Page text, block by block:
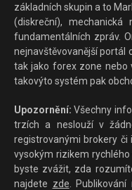
základních skupin a to
(diskreční),
fundamentálních zpráv.
nejnavštěvovanější portál
tak jako forex zone nebo
takovýto systém pak
Upozornění: Všechny
trzích a neslouží v
registrovanými brokery či
vysokým rizikem
byste zvážit, zda
najdete zde .